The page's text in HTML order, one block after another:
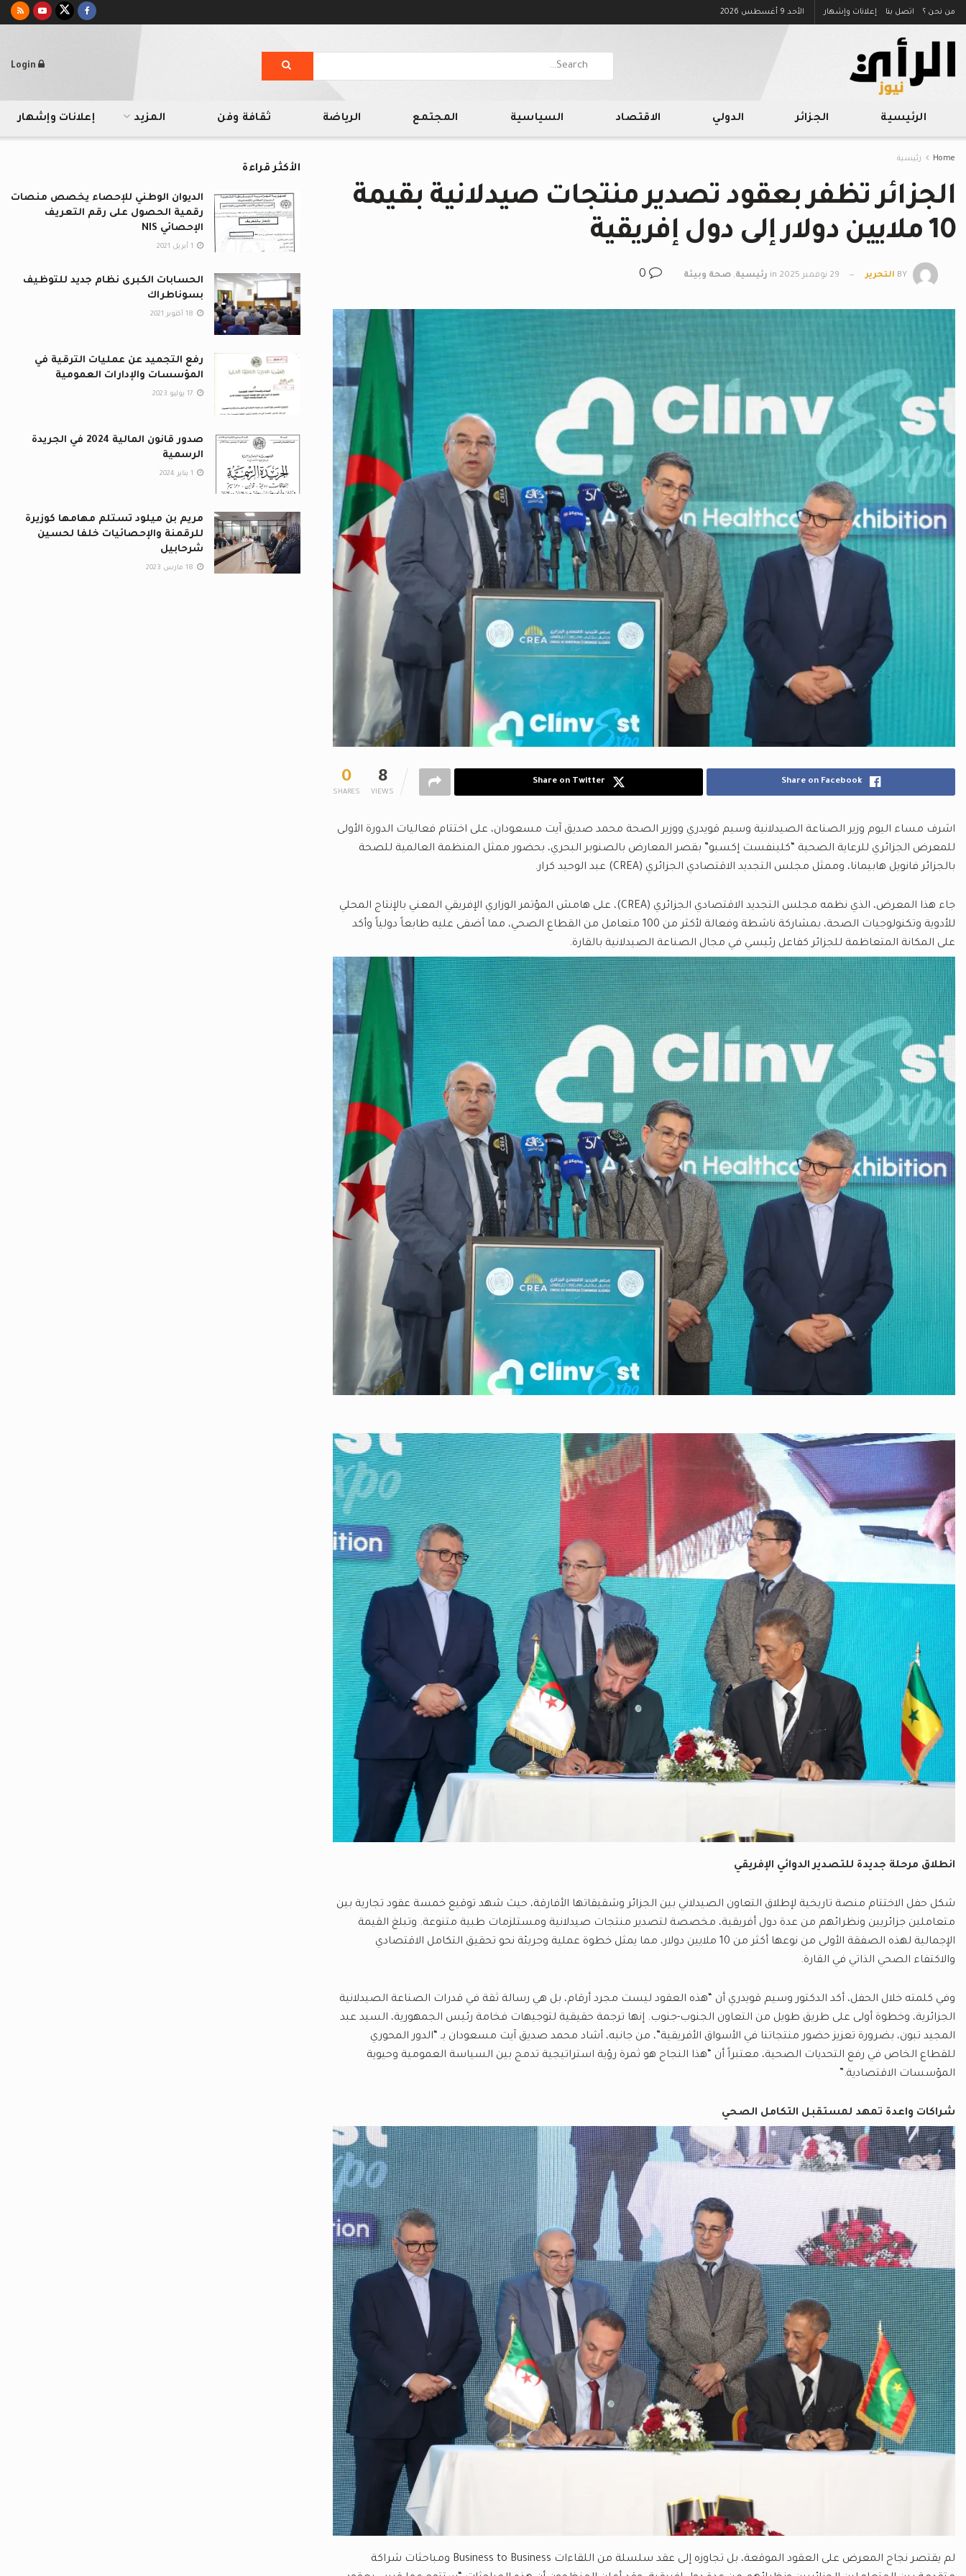
من نحن ؟ اتصل بنا إعلانات وإشهار الأحد 9 أغسطس 2026
الرئيسية الجزائر الدولي الاقتصاد السياسية المجتمع الرياضة ثقافة وفن المزيد إعلانات وإشهار
Home رئيسية
الجزائر تظفر بعقود تصدير منتجات صيدلانية بقيمة
10 ملايين دولار إلى دول إفريقية
BY التحرير 29 نوفمبر 2025 in رئيسية, صحة وبيئة
0
SHARES
8
VIEWS
Share on Facebook
Share on Twitter
اشرف مساء اليوم وزير الصناعة الصيدلانية وسيم قويدري ووزير الصحة محمد صديق آيت مسعودان، على اختتام فعاليات الدورة الأولى
للمعرض الجزائري للرعاية الصحية “كلينفست إكسبو” بقصر المعارض بالصنوبر البحري، بحضور ممثل المنظمة العالمية للصحة
بالجزائر فانويل هابيمانا، وممثل مجلس التجديد الاقتصادي الجزائري (CREA) عبد الوحيد كرار.
جاء هذا المعرض، الذي نظمه مجلس التجديد الاقتصادي الجزائري (CREA)، على هامش المؤتمر الوزاري الإفريقي المعني بالإنتاج المحلي
للأدوية وتكنولوجيات الصحة، بمشاركة ناشطة وفعالة لأكثر من 100 متعامل من القطاع الصحي، مما أضفى عليه طابعاً دولياً وأكد
على المكانة المتعاظمة للجزائر كفاعل رئيسي في مجال الصناعة الصيدلانية بالقارة.
انطلاق مرحلة جديدة للتصدير الدوائي الإفريقي
شكل حفل الاختتام منصة تاريخية لإطلاق التعاون الصيدلاني بين الجزائر وشقيقاتها الأفارقة، حيث شهد توقيع خمسة عقود تجارية بين
متعاملين جزائريين ونظرائهم من عدة دول أفريقية، مخصصة لتصدير منتجات صيدلانية ومستلزمات طبية متنوعة. وتبلغ القيمة
الإجمالية لهذه الصفقة الأولى من نوعها أكثر من 10 ملايين دولار، مما يمثل خطوة عملية وجريئة نحو تحقيق التكامل الاقتصادي
والاكتفاء الصحي الذاتي في القارة.
وفي كلمته خلال الحفل، أكد الدكتور وسيم قويدري أن “هذه العقود ليست مجرد أرقام، بل هي رسالة ثقة في قدرات الصناعة الصيدلانية
الجزائرية، وخطوة أولى على طريق طويل من التعاون الجنوب-جنوب. إنها ترجمة حقيقية لتوجيهات فخامة رئيس الجمهورية، السيد عبد
المجيد تبون، بضرورة تعزيز حضور منتجاتنا في الأسواق الأفريقية”، من جانبه، أشاد محمد صديق آيت مسعودان بـ “الدور المحوري
للقطاع الخاص في رفع التحديات الصحية، معتبراً أن “هذا النجاح هو ثمرة رؤية استراتيجية تدمج بين السياسة العمومية وحيوية
المؤسسات الاقتصادية.”
شراكات واعدة تمهد لمستقبل التكامل الصحي
لم يقتصر نجاح المعرض على العقود الموقعة، بل تجاوزه إلى عقد سلسلة من اللقاءات Business to Business ومباحثات شراكة
الأكثر قراءة
الديوان الوطني للإحصاء يخصص منصات
رقمية الحصول على رقم التعريف
الإحصائي NIS
الحسابات الكبرى نظام جديد للتوظيف
بسوناطراك
رفع التجميد عن عمليات الترقية في
المؤسسات والإدارات العمومية
صدور قانون المالية 2024 في الجريدة
الرسمية
مريم بن ميلود تستلم مهامها كوزيرة
للرقمنة والإحصائيات خلفا لحسين
شرحابيل